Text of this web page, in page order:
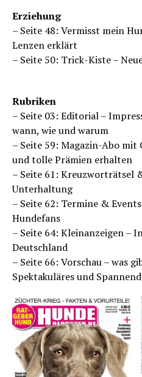
Erziehung
– Seite 48: Vermisst mein
Lenzen erklärt
– Seite 50: Trick-Kiste –
Rubriken
– Seite 03: Editorial –
wann, wie und warum
– Seite 59: Magazin-Abo mit
und tolle Prämien erhalten
– Seite 61: Kreuzworträtsel
Unterhaltung
– Seite 62: Termine &
Hundefans
– Seite 64: Kleinanzeigen –
Deutschland
– Seite 66: Vorschau – was
Spektakuläres und